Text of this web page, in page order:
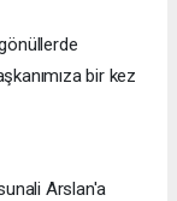
bir kez
Arslan'a